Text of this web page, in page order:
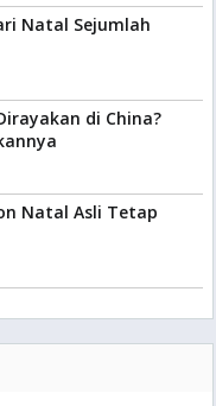
Natal Sejumlah
di China?
Natal Asli Tetap